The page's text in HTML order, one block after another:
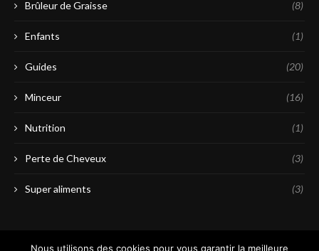
Brûleur de Graisse (8)
Enfants (1)
Guides (20)
Minceur (16)
Nutrition (1)
Perte de Cheveux (3)
Super aliments (3)
Nous utilisons des cookies pour vous garantir la meilleure